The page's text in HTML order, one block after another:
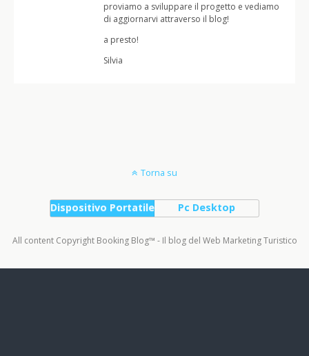
proviamo a sviluppare il progetto e vediamo
di aggiornarvi attraverso il blog!
a presto!
Silvia
Torna su
Dispositivo Portatile Pc Desktop
All content Copyright Booking Blog™ - Il blog del Web Marketing Turistico